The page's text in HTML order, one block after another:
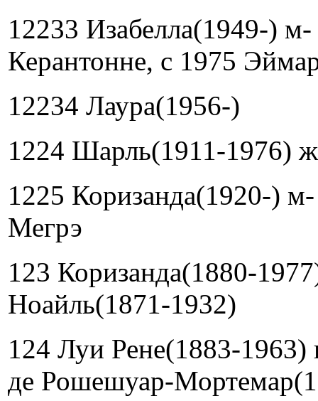
12233 Изабелла(1949-)
Керантонне, с 1975
12234 Лаура(1956-)
1224 Шарль(1911-1976)
1225 Коризанда(1920-)
Мегрэ
123 Коризанда(1880-
Ноайль(1871-1932)
124 Луи Рене(1883-1963)
де Рошешуар-